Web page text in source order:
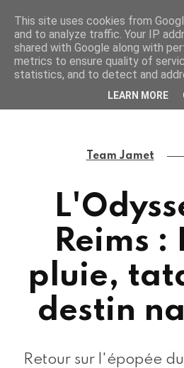
Team Jamet
Reims :
pluie,
destin
Retour sur l'épopée
This site uses cookies from
and to analyze traffic. Your IP
shared with Google along with
metrics to ensure quality of
statistics, and to detect and
LEARN MORE